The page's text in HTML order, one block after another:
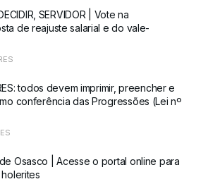
SERVIDOR | Vote na
de reajuste salarial e do vale-
todos devem imprimir, preencher e
conferência das Progressões (Lei nº
Osasco | Acesse o portal online para